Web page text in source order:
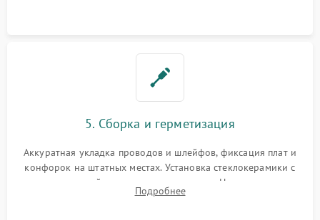
5. Сборка и герметизация
Аккуратная укладка проводов и шлейфов, фиксация плат и
конфорок на штатных местах. Установка стеклокерамики с
проверкой равномерности зазоров. Нанесение
термостойкого герметика или укладка уплотнительной
Подробнее